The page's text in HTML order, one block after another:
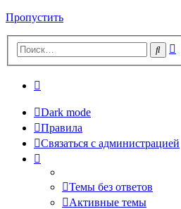
Пропустить
Поиск
Dark mode
Правила
Связаться с администрацией
Темы без ответов
Активные темы